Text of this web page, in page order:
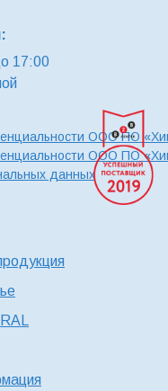
17:00
ООО ПО
ООО ПО
данных